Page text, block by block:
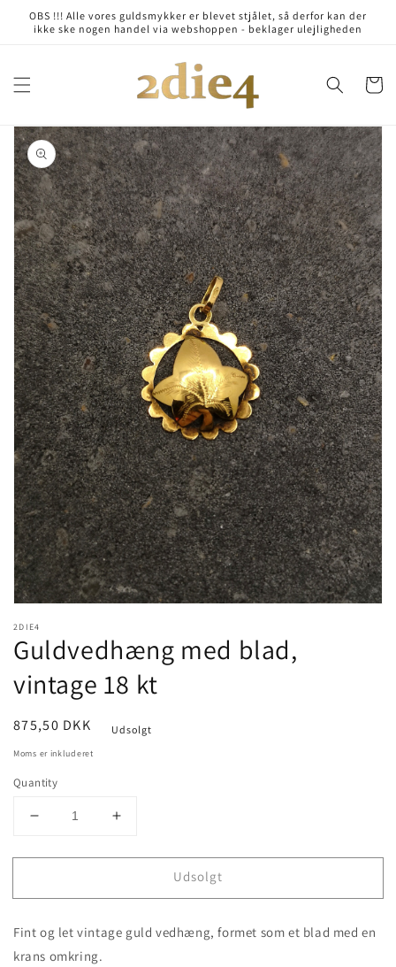
Skip to
content
OBS !!! Alle vores guldsmykker er blevet stjålet, så derfor kan der
ikke ske nogen handel via webshoppen - beklager ulejligheden
Cart
Skip to
product
information
Open
media
1
in
gallery
view
2DIE4
Guldvedhæng med blad,
vintage 18 kt
Pris
875,50 DKK Udsolgt
Moms er inkluderet
Quantity
Decrease
for
med
vintage
18
Increase
for
Guldvedhæng
med
vintage
Udsolgt
Fint og let vintage guld vedhæng, formet som et blad med en
krans omkring.